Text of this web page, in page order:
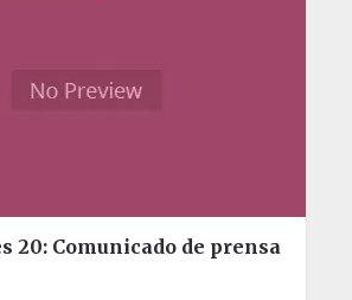
20: Comunicado de prensa